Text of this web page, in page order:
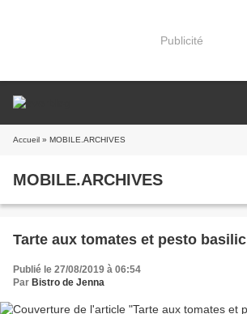
Publicité
Accueil » MOBILE.ARCHIVES
MOBILE.ARCHIVES
Tarte aux tomates et pesto basilic
Publié le 27/08/2019 à 06:54
Par Bistro de Jenna